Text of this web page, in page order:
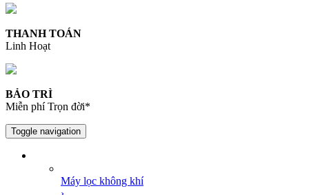
THANH TOÁN
Linh Hoạt
BẢO TRÌ
Miễn phí Trọn đời*
Toggle navigation
Máy lọc không khí